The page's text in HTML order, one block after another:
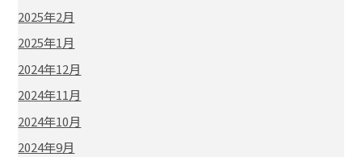
2025年2月
2025年1月
2024年12月
2024年11月
2024年10月
2024年9月